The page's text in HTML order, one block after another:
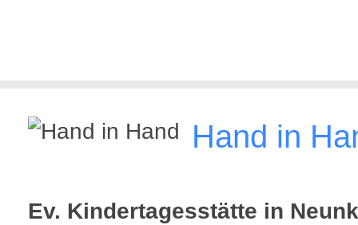
Hand in
Ev. Kindertagesstätte in